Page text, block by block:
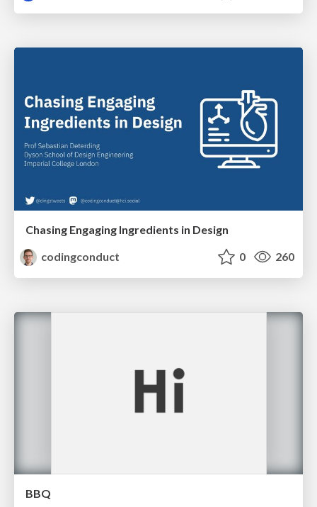
Chasing Engaging Ingredients in Design
codingconduct
0 260
BBQ